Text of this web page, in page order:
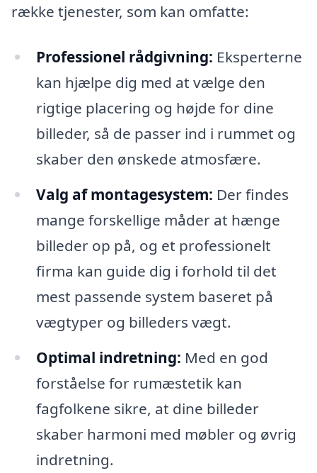
række tjenester, som kan omfatte:
Professionel rådgivning: Eksperterne
kan hjælpe dig med at vælge den
rigtige placering og højde for dine
billeder, så de passer ind i rummet og
skaber den ønskede atmosfære.
Valg af montagesystem: Der findes
mange forskellige måder at hænge
billeder op på, og et professionelt
firma kan guide dig i forhold til det
mest passende system baseret på
vægtyper og billeders vægt.
Optimal indretning: Med en god
forståelse for rumæstetik kan
fagfolkene sikre, at dine billeder
skaber harmoni med møbler og øvrig
indretning.